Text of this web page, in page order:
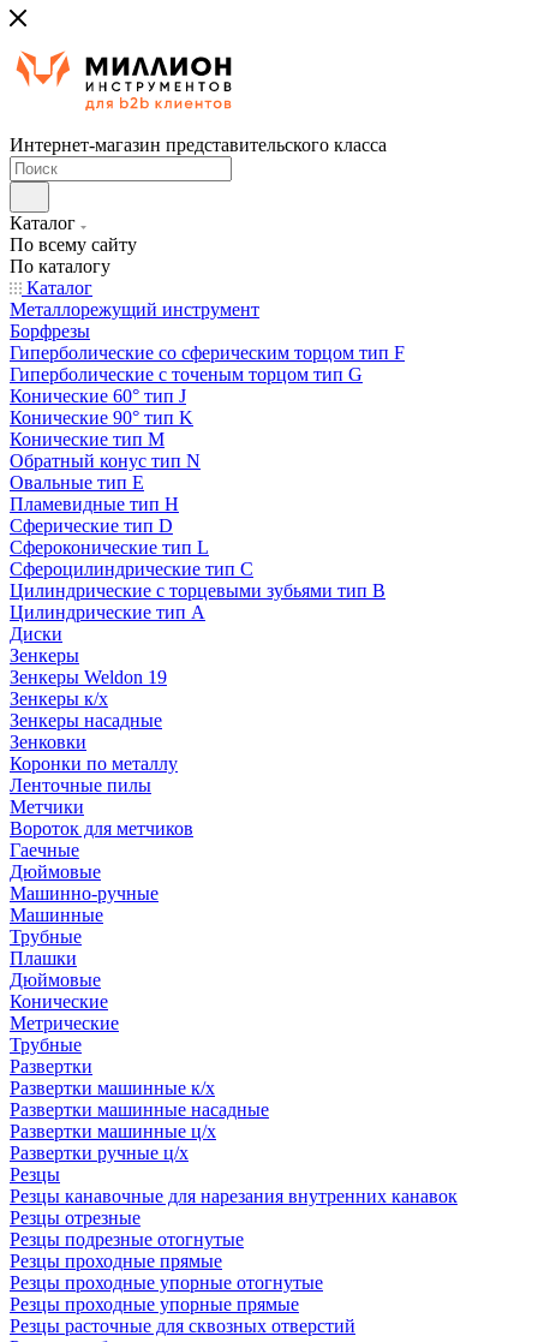
Интернет-магазин представительского класса
Каталог
По всему сайту
По каталогу
Каталог
Металлорежущий инструмент
Борфрезы
Гиперболические cо сферическим торцом тип F
Гиперболические с точеным торцом тип G
Конические 60° тип J
Конические 90° тип K
Конические тип M
Обратный конус тип N
Овальные тип E
Пламевидные тип H
Сферические тип D
Сфероконические тип L
Сфероцилиндрические тип C
Цилиндрические с торцевыми зубьями тип B
Цилиндрические тип А
Диски
Зенкеры
Зенкеры Weldon 19
Зенкеры к/х
Зенкеры насадные
Зенковки
Коронки по металлу
Ленточные пилы
Метчики
Вороток для метчиков
Гаечные
Дюймовые
Машинно-ручные
Машинные
Трубные
Плашки
Дюймовые
Конические
Метрические
Трубные
Развертки
Развертки машинные к/х
Развертки машинные насадные
Развертки машинные ц/х
Развертки ручные ц/х
Резцы
Резцы канавочные для нарезания внутренних канавок
Резцы отрезные
Резцы подрезные отогнутые
Резцы проходные прямые
Резцы проходные упорные отогнутые
Резцы проходные упорные прямые
Резцы расточные для сквозных отверстий